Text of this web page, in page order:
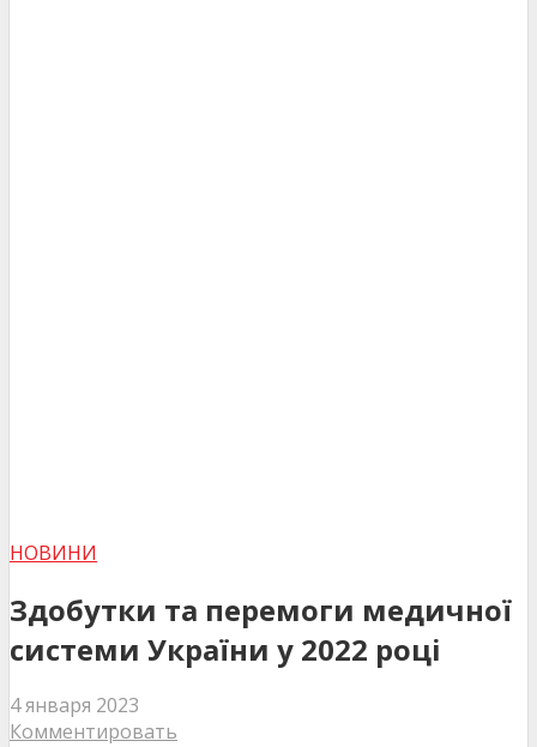
НОВИНИ
Здобутки та перемоги медичної
системи України у 2022 році
4 января 2023
Комментировать